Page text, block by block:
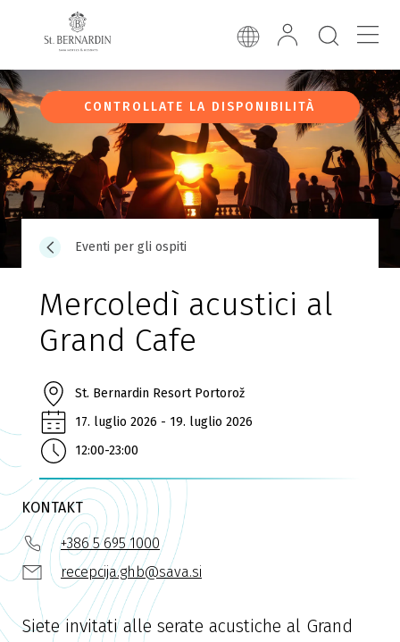
CONTROLLATE LA DISPONIBILITÀ
Eventi per gli ospiti
Mercoledì acustici al
Grand Cafe
St. Bernardin Resort Portorož
17. luglio 2026 - 19. luglio 2026
12:00-23:00
KONTAKT
+386 5 695 1000
recepcija.ghb@sava.si
Siete invitati alle serate acustiche al Grand